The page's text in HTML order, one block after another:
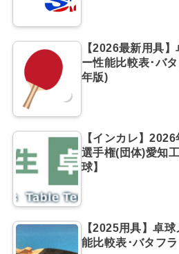
【2026最新用具
ー性能比較表･バ
年版)
【インカレ】
選手権(団体)愛知
球】
【2025用具】卓
能比較表･バタフ